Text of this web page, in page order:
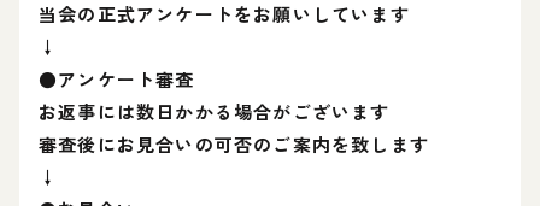
当会の正式アンケートをお願いしています
↓
●アンケート審査
お返事には数日かかる場合がございます
審査後にお見合いの可否のご案内を致します
↓